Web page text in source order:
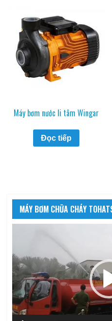
Máy bơm nước li tâm Wingar
Đọc tiếp
MÁY BƠM CHỮA CHÁY
Video